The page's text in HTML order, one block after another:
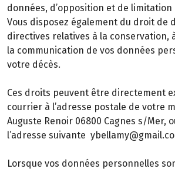
données, d’opposition et de
Vous disposez également du droit de
directives relatives à la conservation,
la communication de vos données
votre décès.
Ces droits peuvent être directement
courrier à l’adresse postale de votre
Auguste Renoir 06800 Cagnes s/Mer,
l’adresse suivante
Lorsque vos données personnelles